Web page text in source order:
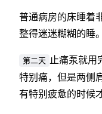
普通病房的床睡着
整得迷迷糊糊的睡。
第二天 止痛泵就用
特别痛，但是两侧
有特别疲惫的时候